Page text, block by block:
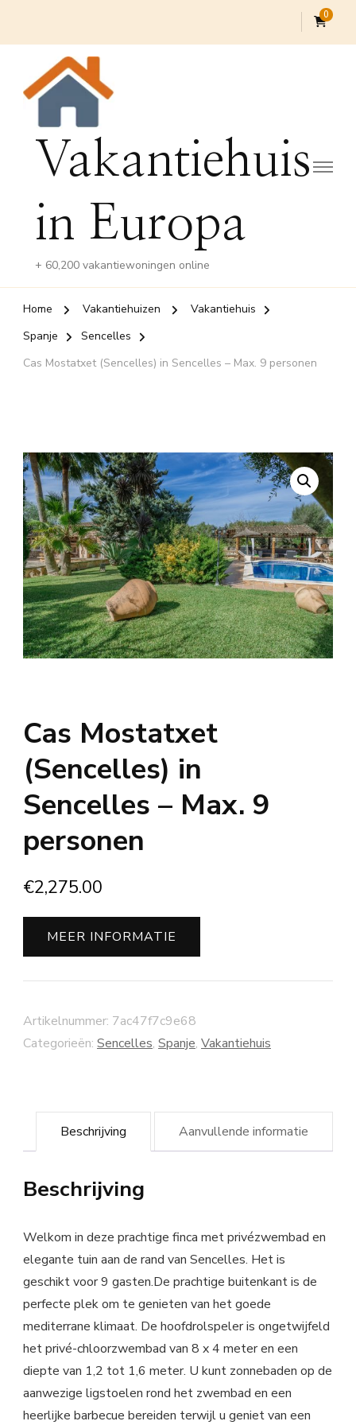
0
Vakantiehuis
in Europa
+ 60,200 vakantiewoningen online
Home Vakantiehuizen
Vakantiehuis
Spanje
Sencelles
Cas Mostatxet (Sencelles) in Sencelles – Max. 9 personen
Cas Mostatxet
(Sencelles) in
Sencelles – Max. 9
personen
€2,275.00
MEER INFORMATIE
Artikelnummer: 7ac47f7c9e68
Categorieën: Sencelles, Spanje, Vakantiehuis
Beschrijving Aanvullende informatie
Beschrijving
Welkom in deze prachtige finca met privézwembad en
elegante tuin aan de rand van Sencelles. Het is
geschikt voor 9 gasten.De prachtige buitenkant is de
perfecte plek om te genieten van het goede
mediterrane klimaat. De hoofdrolspeler is ongetwijfeld
het privé-chloorzwembad van 8 x 4 meter en een
diepte van 1,2 tot 1,6 meter. U kunt zonnebaden op de
aanwezige ligstoelen rond het zwembad en een
heerlijke barbecue bereiden terwijl u geniet van een